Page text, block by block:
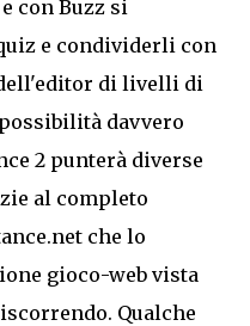
con Buzz si
e condividerli con
di livelli di
davvero
2 punterà diverse
al completo
che lo
gioco-web vista
Qualche